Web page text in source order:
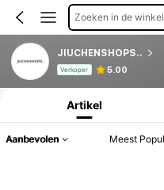
Zoeken in de winkel
JIUCHENSHOPS..
Verkoper 5.00
Productinformatie:
Artikel
Aanbevolen Meest